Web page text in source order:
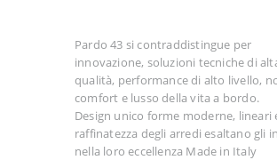
Pardo 43 si contraddistingue per
innovazione, soluzioni tecniche di
qualità, performance di alto livello,
comfort e lusso della vita a bordo.
Design unico forme moderne, lineari
raffinatezza degli arredi esaltano gli
nella loro eccellenza Made in Italy